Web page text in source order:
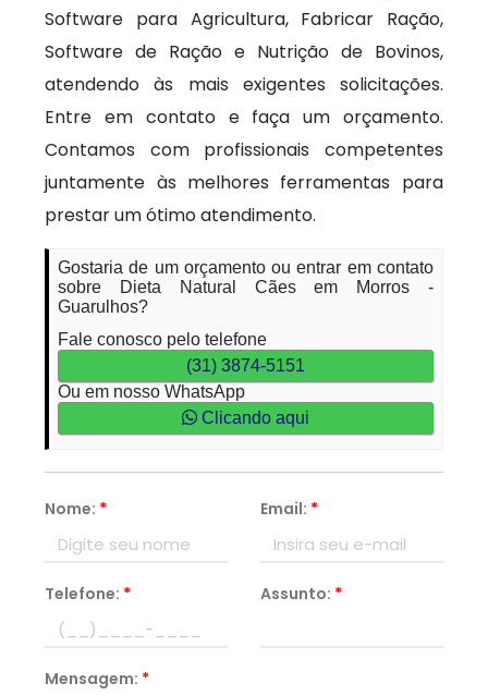
Software para Agricultura, Fabricar Ração,
Software de Ração e Nutrição de Bovinos,
atendendo às mais exigentes solicitações.
Entre em contato e faça um orçamento.
Contamos com profissionais competentes
juntamente às melhores ferramentas para
prestar um ótimo atendimento.
Gostaria de um orçamento ou entrar em contato
sobre Dieta Natural Cães em Morros -
Guarulhos?
Fale conosco pelo telefone
(31) 3874-5151
Ou em nosso WhatsApp
Clicando aqui
Nome: * Email: *
Telefone: * Assunto: *
Mensagem: *